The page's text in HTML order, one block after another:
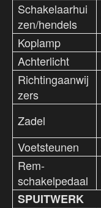
Schakelaarhui
zen/hendels
Koplamp
Achterlicht
Richtingaanwij
zers
Zadel
Voetsteunen
Rem-
schakelpedaal
SPUITWERK